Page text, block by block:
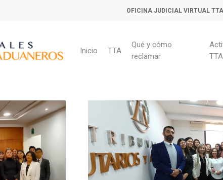
OFICINA JUDICIAL VIRTUAL TTA
Inicio TTA
Qué y cómo
reclamar
TTA